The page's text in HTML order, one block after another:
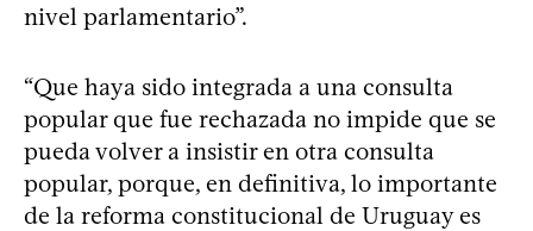
nivel parlamentario”.
“Que haya sido integrada a una consulta
popular que fue rechazada no impide que se
pueda volver a insistir en otra consulta
popular, porque, en definitiva, lo importante
de la reforma constitucional de Uruguay es